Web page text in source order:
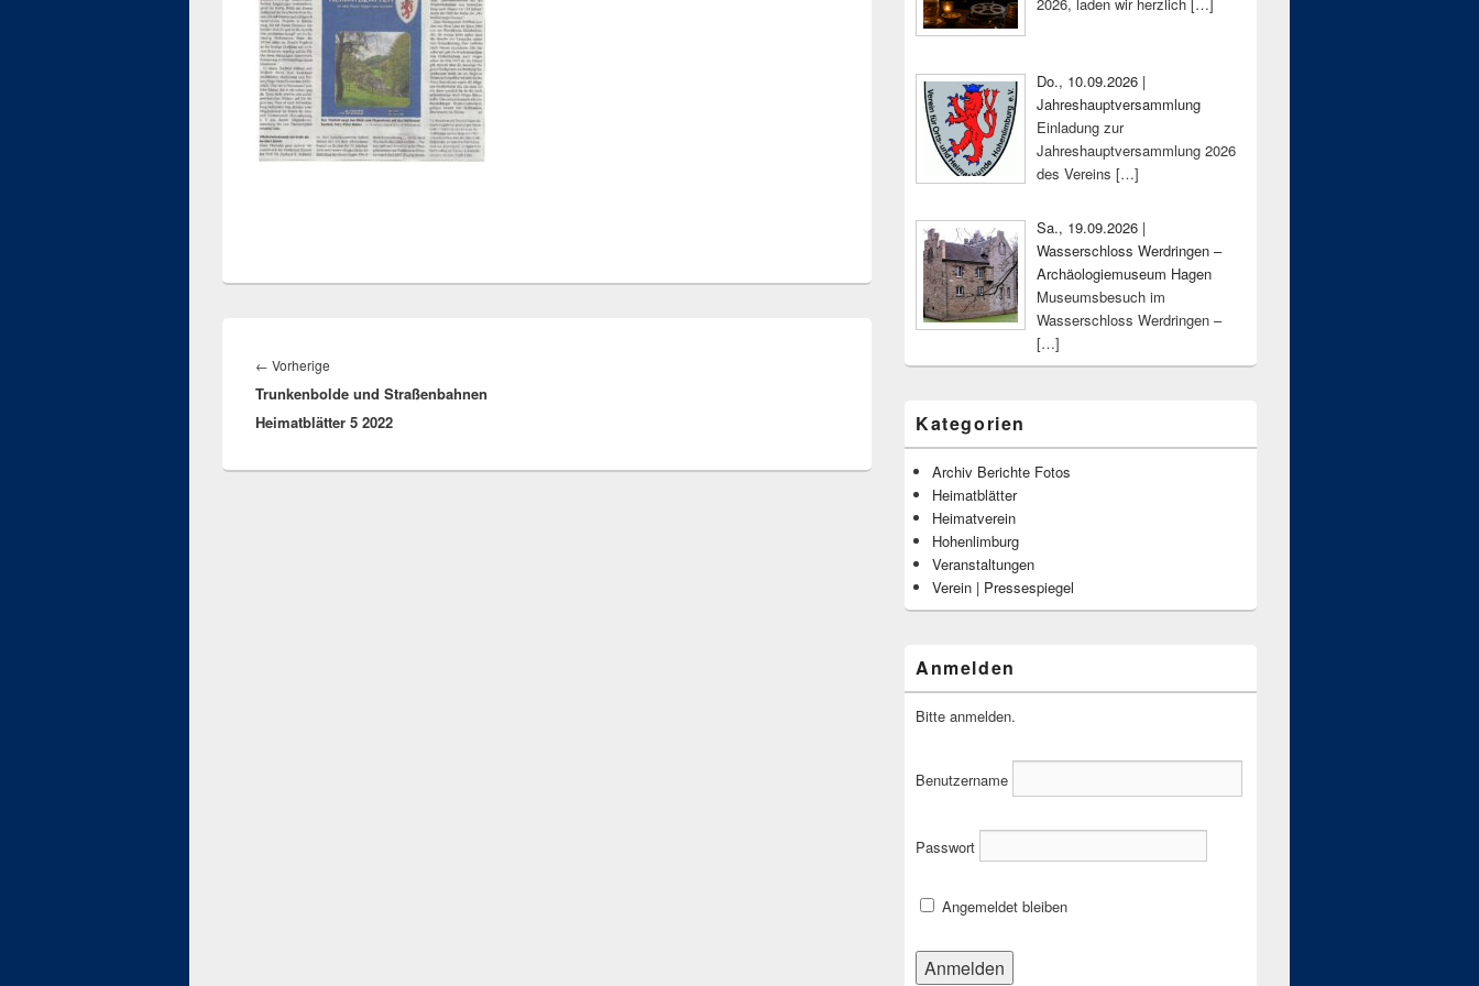
← Vorherige
Beitrag:
Trunkenbolde und Straßenbahnen
Heimatblätter 5 2022
Do., 10.09.2026 |
Jahreshauptversammlung
Einladung zur
Jahreshauptversammlung 2026
des Vereins […]
Sa., 19.09.2026 |
Wasserschloss Werdringen –
Archäologiemuseum Hagen
Museumsbesuch im
Wasserschloss Werdringen –
[…]
Kategorien
Archiv Berichte Fotos
Heimatblätter
Heimatverein
Hohenlimburg
Veranstaltungen
Verein | Pressespiegel
Anmelden
Bitte anmelden.
Benutzername
Passwort
Angemeldet bleiben